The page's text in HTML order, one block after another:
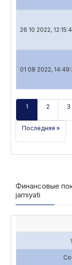
26 10 2022,
01 08 2022,
1 2 3
Последняя »
Финансовые
jamiyati